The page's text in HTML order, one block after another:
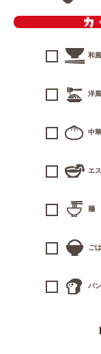
和風
洋風
中華
エ
麺
ご
パン